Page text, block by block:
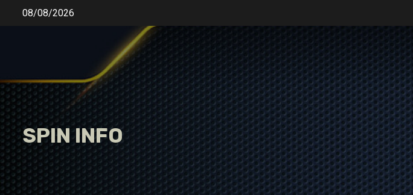
08/08/2026
SPIN INFO